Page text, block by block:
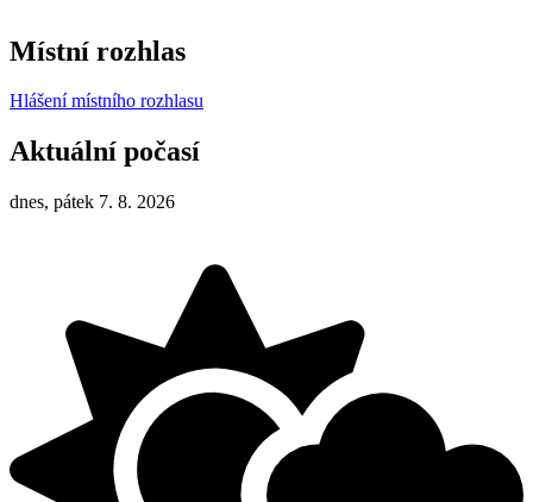
Místní rozhlas
Hlášení místního rozhlasu
Aktuální počasí
dnes, pátek 7. 8. 2026